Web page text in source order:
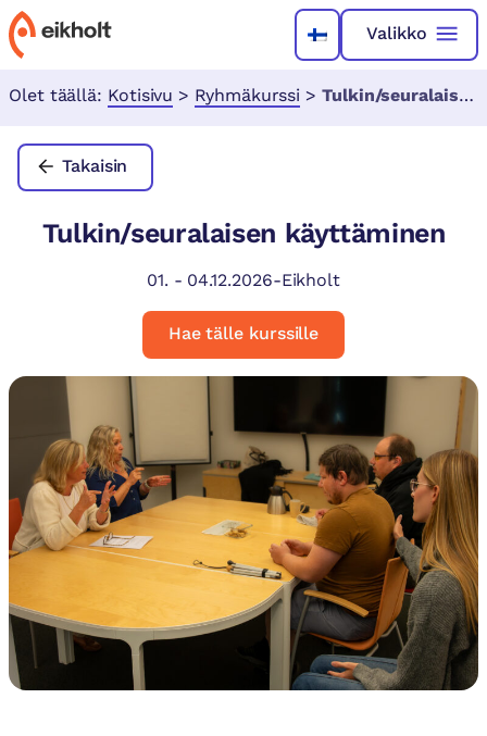
Valikko
Olet täällä: Kotisivu > Ryhmäkurssi > Tulkin/seuralaisen käyttäminen
Takaisin
Tulkin/seuralaisen käyttäminen
01. - 04.12.2026-Eikholt
Hae tälle kurssille